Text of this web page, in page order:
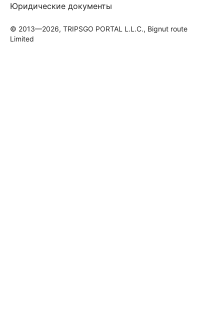
Юридические документы
© 2013—2026, TRIPSGO PORTAL L.L.C., Bignut route
Limited